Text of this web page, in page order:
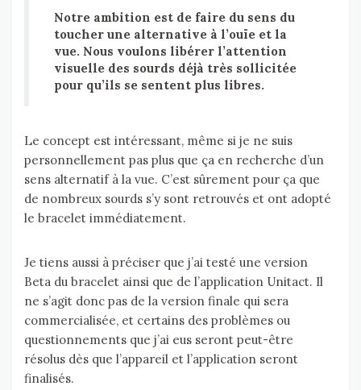
Notre ambition est de faire du sens du
toucher une alternative à l’ouïe et la
vue. Nous voulons libérer l’attention
visuelle des sourds déjà très sollicitée
pour qu’ils se sentent plus libres.
Le concept est intéressant, même si je ne suis
personnellement pas plus que ça en recherche d’un
sens alternatif à la vue. C’est sûrement pour ça que
de nombreux sourds s’y sont retrouvés et ont adopté
le bracelet immédiatement.
Je tiens aussi à préciser que j’ai testé une version
Beta du bracelet ainsi que de l’application Unitact. Il
ne s’agit donc pas de la version finale qui sera
commercialisée, et certains des problèmes ou
questionnements que j’ai eus seront peut-être
résolus dès que l’appareil et l’application seront
finalisés.